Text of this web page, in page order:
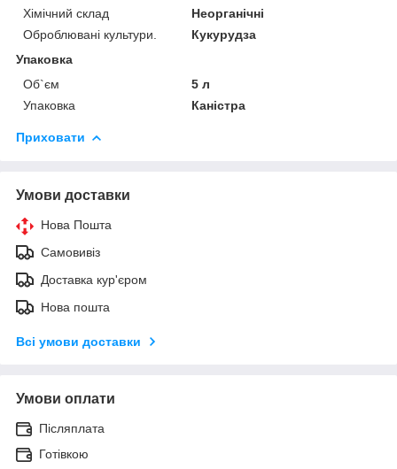
Хімічний склад
Неорганічні
Оброблювані культури.
Кукурудза
Упаковка
Об`єм
5 л
Упаковка
Каністра
Приховати
Умови доставки
Нова Пошта
Самовивіз
Доставка кур'єром
Нова пошта
Всі умови доставки
Умови оплати
Післяплата
Готівкою